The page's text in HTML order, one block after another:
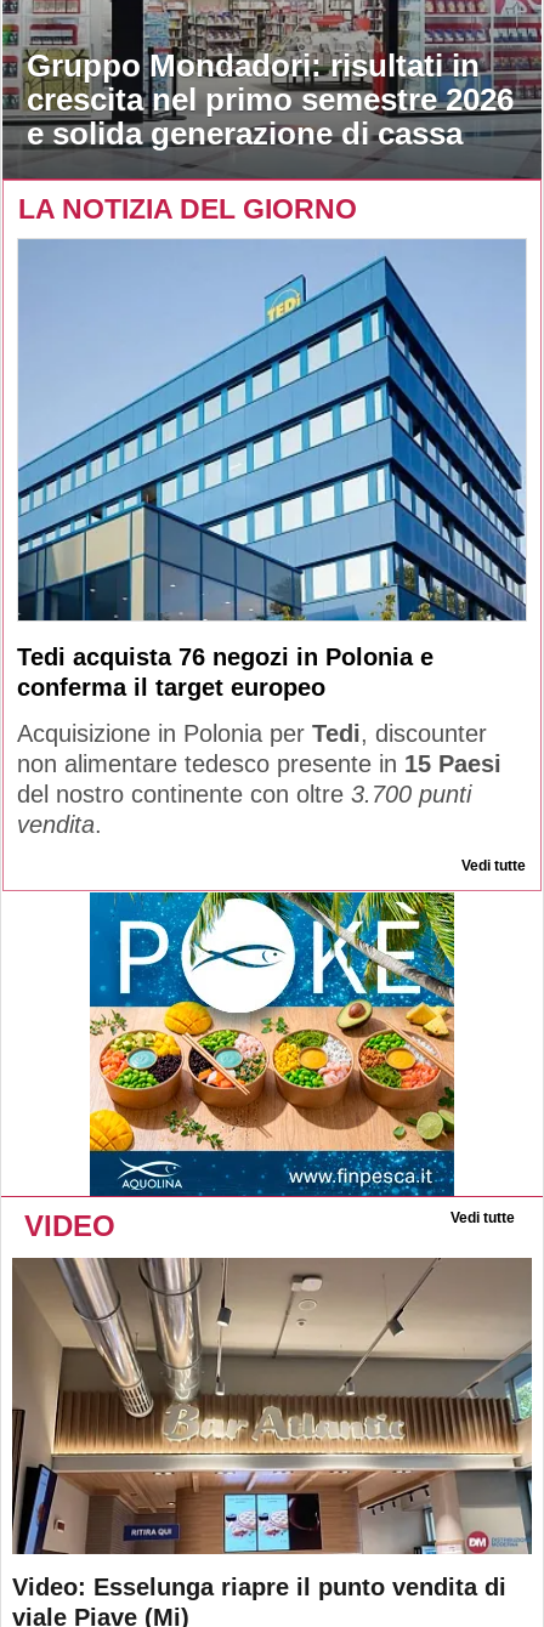
Gruppo Mondadori: risultati in
crescita nel primo semestre 2026
e solida generazione di cassa
LA NOTIZIA DEL GIORNO
Tedi acquista 76 negozi in Polonia e
conferma il target europeo
Acquisizione in Polonia per Tedi, discounter
non alimentare tedesco presente in 15 Paesi
del nostro continente con oltre 3.700 punti
vendita.
Vedi tutte
VIDEO Vedi tutte
Video: Esselunga riapre il punto vendita di
viale Piave (Mi)